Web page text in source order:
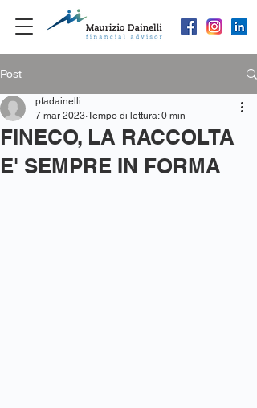
Post
FINECO, LA RACCOLTA
E' SEMPRE IN FORMA
pfadainelli
7 mar 2023 Tempo di lettura: 0 min